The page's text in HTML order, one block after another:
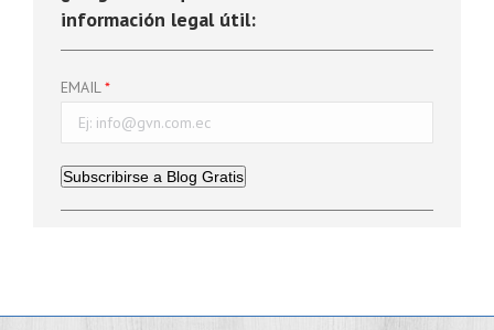
información legal útil:
EMAIL
Subscribirse a Blog Gratis